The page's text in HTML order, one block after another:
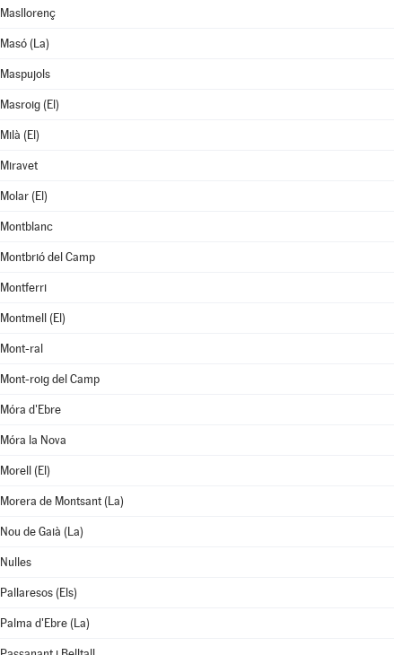
Masllorenç
Masó (La)
Maspujols
Masroig (El)
Milà (El)
Miravet
Molar (El)
Montblanc
Montbrió del Camp
Montferri
Montmell (El)
Mont-ral
Mont-roig del Camp
Móra d'Ebre
Móra la Nova
Morell (El)
Morera de Montsant (La)
Nou de Gaià (La)
Nulles
Pallaresos (Els)
Palma d'Ebre (La)